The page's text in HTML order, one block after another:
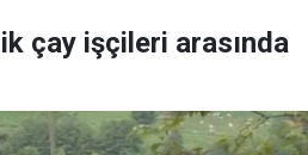
çay işçileri arasında